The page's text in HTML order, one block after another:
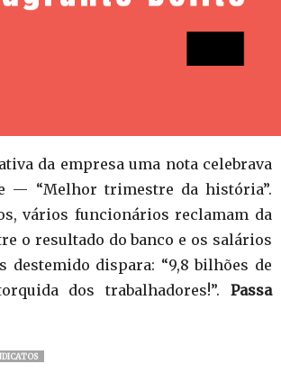
da empresa uma nota celebrava
— “Melhor trimestre da história”.
vários funcionários reclamam da
o resultado do banco e os salários
destemido dispara: “9,8 bilhões de
dos trabalhadores!”. Passa